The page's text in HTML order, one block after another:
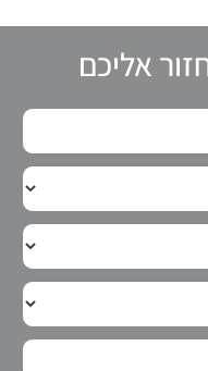
אליכם